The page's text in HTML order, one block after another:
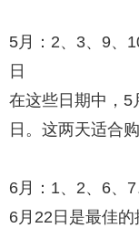
5月：2、3、9、
日
在这些日期中，5
日。这两天适合
6月：1、2、6、
6月22日是最佳